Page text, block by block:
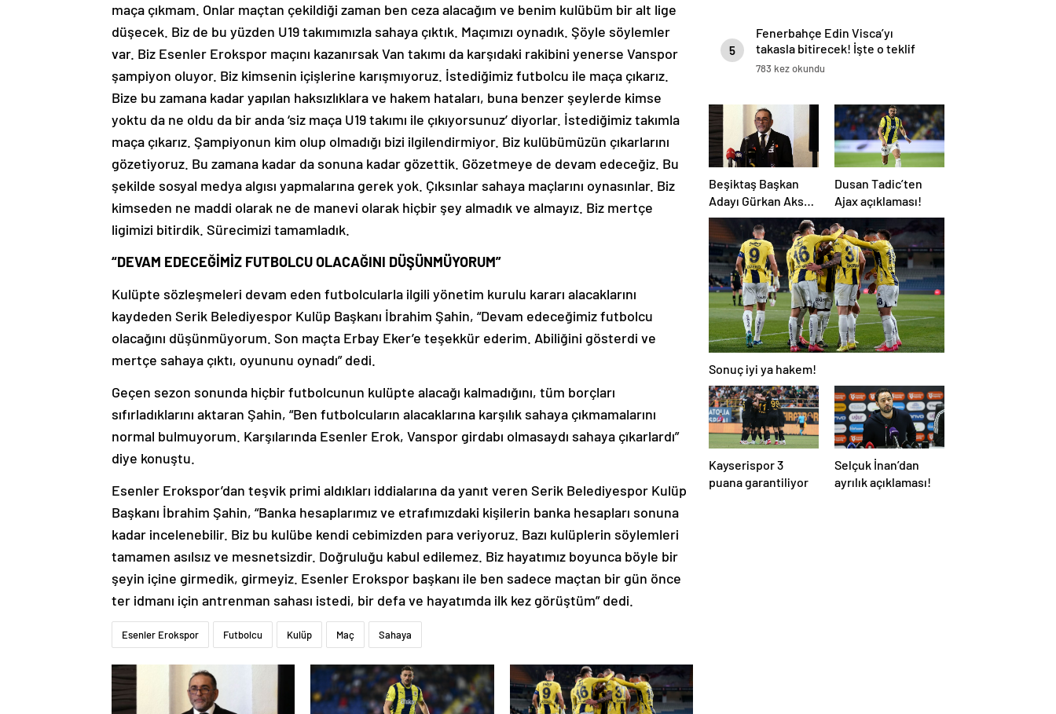
maça çıkmam. Onlar maçtan çekildiği zaman ben ceza alacağım ve benim kulübüm bir alt lige
düşecek. Biz de bu yüzden U19 takımımızla sahaya çıktık. Maçımızı oynadık. Şöyle söylemler
var. Biz Esenler Erokspor maçını kazanırsak Van takımı da karşıdaki rakibini yenerse Vanspor
şampiyon oluyor. Biz kimsenin içişlerine karışmıyoruz. İstediğimiz futbolcu ile maça çıkarız.
Bize bu zamana kadar yapılan haksızlıklara ve hakem hataları, buna benzer şeylerde kimse
yoktu da ne oldu da bir anda ‘siz maça U19 takımı ile çıkıyorsunuz’ diyorlar. İstediğimiz takımla
maça çıkarız. Şampiyonun kim olup olmadığı bizi ilgilendirmiyor. Biz kulübümüzün çıkarlarını
gözetiyoruz. Bu zamana kadar da sonuna kadar gözettik. Gözetmeye de devam edeceğiz. Bu
şekilde sosyal medya algısı yapmalarına gerek yok. Çıksınlar sahaya maçlarını oynasınlar. Biz
kimseden ne maddi olarak ne de manevi olarak hiçbir şey almadık ve almayız. Biz mertçe
ligimizi bitirdik. Sürecimizi tamamladık.
“DEVAM EDECEĞİMİZ FUTBOLCU OLACAĞINI DÜŞÜNMÜYORUM”
Kulüpte sözleşmeleri devam eden futbolcularla ilgili yönetim kurulu kararı alacaklarını
kaydeden Serik Belediyespor Kulüp Başkanı İbrahim Şahin, “Devam edeceğimiz futbolcu
olacağını düşünmüyorum. Son maçta Erbay Eker’e teşekkür ederim. Abiliğini gösterdi ve
mertçe sahaya çıktı, oyununu oynadı” dedi.
Geçen sezon sonunda hiçbir futbolcunun kulüpte alacağı kalmadığını, tüm borçları
sıfırladıklarını aktaran Şahin, “Ben futbolcuların alacaklarına karşılık sahaya çıkmamalarını
normal bulmuyorum. Karşılarında Esenler Erok, Vanspor girdabı olmasaydı sahaya çıkarlardı”
diye konuştu.
Esenler Erokspor’dan teşvik primi aldıkları iddialarına da yanıt veren Serik Belediyespor Kulüp
Başkanı İbrahim Şahin, “Banka hesaplarımız ve etrafımızdaki kişilerin banka hesapları sonuna
kadar incelenebilir. Biz bu kulübe kendi cebimizden para veriyoruz. Bazı kulüplerin söylemleri
tamamen asılsız ve mesnetsizdir. Doğruluğu kabul edilemez. Biz hayatımız boyunca böyle bir
şeyin içine girmedik, girmeyiz. Esenler Erokspor başkanı ile ben sadece maçtan bir gün önce
ter idmanı için antrenman sahası istedi, bir defa ve hayatımda ilk kez görüştüm” dedi.
Esenler Erokspor Futbolcu Kulüp Maç Sahaya
5
Fenerbahçe Edin Visca’yı
takasla bitirecek! İşte o teklif
783 kez okundu
Beşiktaş Başkan
Adayı Gürkan Aksoy
yönetim kurulu
listesini tanıttı
Dusan Tadic’ten
Ajax açıklaması!
Sonuç iyi ya hakem!
Kayserispor 3
puana garantiliyor
Selçuk İnan’dan
ayrılık açıklaması!